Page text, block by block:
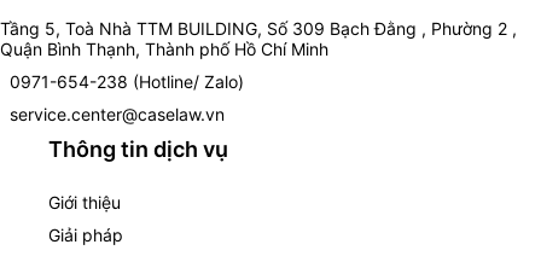
Tầng 5, Toà Nhà TTM BUILDING, Số 309 Bạch Đằng , Phường 2 ,
Quận Bình Thạnh, Thành phố Hồ Chí Minh
0971-654-238 (Hotline/ Zalo)
service.center@caselaw.vn
Thông tin dịch vụ
Giới thiệu
Giải pháp